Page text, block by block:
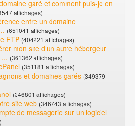
garé et comment puis-je en
affichages)
entre un domaine
(651041 affichages)
FTP (404221 affichages)
mon site d'un autre hébergeur
(361362 affichages)
(351181 affichages)
et domaines garés (349379
(346801 affichages)
site web (346743 affichages)
de messagerie sur un logiciel